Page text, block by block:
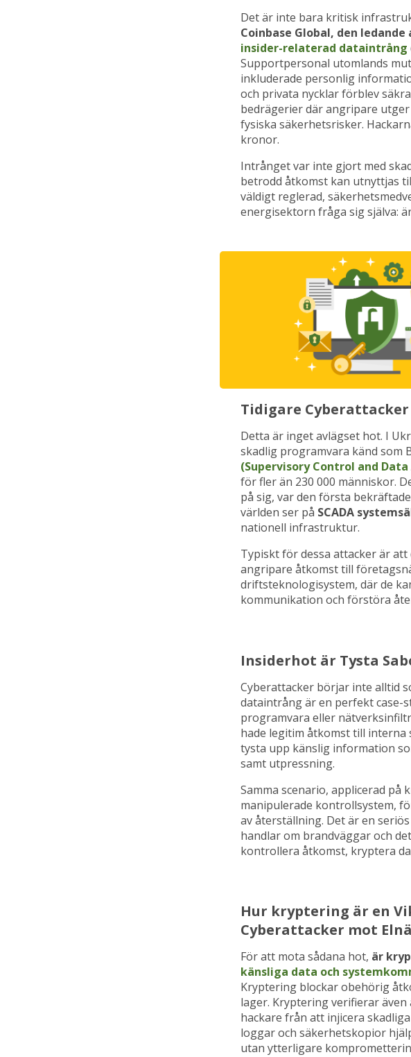
Det är inte bara kritisk
Coinbase Global, den
insider-relaterad dataintrång
Supportpersonal utomlands
inkluderade personlig
och privata nycklar förblev
bedrägerier där angripare
fysiska säkerhetsrisker.
kronor.
Intrånget var inte gjort med
betrodd åtkomst kan utnyttjas
väldigt reglerad,
energisektorn fråga sig själva:
Tidigare
Detta är inget avlägset hot. I
skadlig programvara känd som
(Supervisory Control and
för fler än 230 000 människor.
på sig, var den första
världen ser på SCADA
nationell infrastruktur.
Typiskt för dessa attacker är
angripare åtkomst till
driftsteknologisystem, där de
kommunikation och förstöra
Insiderhot är Tysta
Cyberattacker börjar inte alltid
dataintrång är en perfekt case-
programvara eller
hade legitim åtkomst till interna
tysta upp känslig information
samt utpressning.
Samma scenario, applicerad
manipulerade kontrollsystem,
av återställning. Det är en
handlar om brandväggar och
kontrollera åtkomst, kryptera
Hur kryptering är en
Cyberattacker mot
För att mota sådana hot, är
känsliga data och
Kryptering blockar obehörig
lager. Kryptering verifierar
hackare från att injicera
loggar och säkerhetskopior
utan ytterligare